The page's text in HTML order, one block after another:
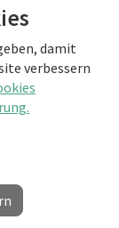
damit
verbessern
with
of
on how to
Kunde